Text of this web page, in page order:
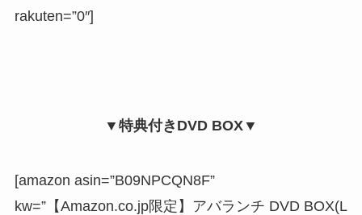
rakuten=”0″]
▼特典付きDVD BOX▼
[amazon asin=”B09NPCQN8F”
kw=”【Amazon.co.jp限定】アバランチ DVD BOX(L